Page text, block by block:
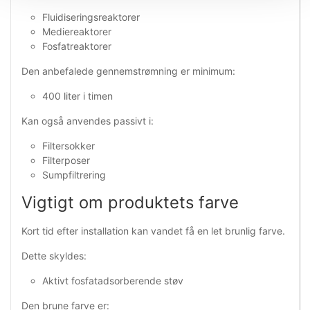
Fluidiseringsreaktorer
Mediereaktorer
Fosfatreaktorer
Den anbefalede gennemstrømning er minimum:
400 liter i timen
Kan også anvendes passivt i:
Filtersokker
Filterposer
Sumpfiltrering
Vigtigt om produktets farve
Kort tid efter installation kan vandet få en let brunlig farve.
Dette skyldes:
Aktivt fosfatadsorberende støv
Den brune farve er: